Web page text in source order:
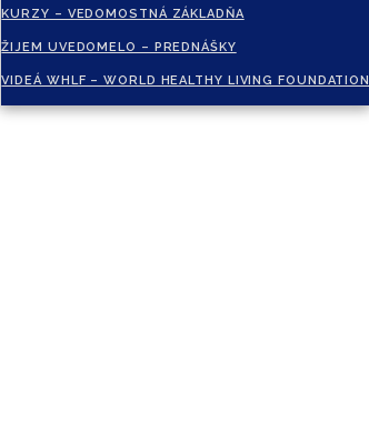
KURZY – VEDOMOSTNÁ ZÁKLADŇA
ŽIJEM UVEDOMELO – PREDNÁŠKY
VIDEÁ WHLF – WORLD HEALTHY LIVING FOUNDATION